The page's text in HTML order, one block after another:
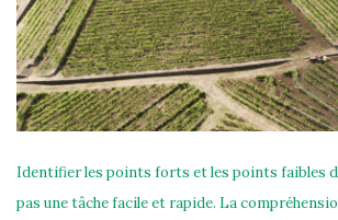
Identifier les points forts et les points faibles
pas une tâche facile et rapide. La